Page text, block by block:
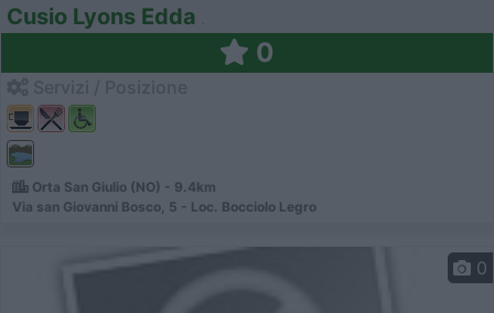
Cusio Lyons Edda
0
Orta San Giulio (NO) - 9.4km
Via san Giovanni Bosco, 5 - Loc. Bocciolo Legro
0